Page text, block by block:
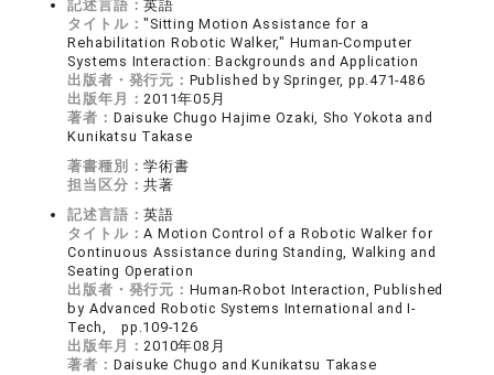
記述言語：英語
タイトル："Sitting Motion Assistance for a
Rehabilitation Robotic Walker," Human-Computer
Systems Interaction: Backgrounds and Application
出版者・発行元： Published by Springer, pp.471-486
出版年月：2011年05月
著者： Daisuke Chugo Hajime Ozaki, Sho Yokota and
Kunikatsu Takase
著書種別：学術書
担当区分：共著
記述言語：英語
タイトル：A Motion Control of a Robotic Walker for
Continuous Assistance during Standing, Walking and
Seating Operation
出版者・発行元： Human-Robot Interaction, Published
by Advanced Robotic Systems International and I-
Tech, pp.109-126
出版年月：2010年08月
著者： Daisuke Chugo and Kunikatsu Takase